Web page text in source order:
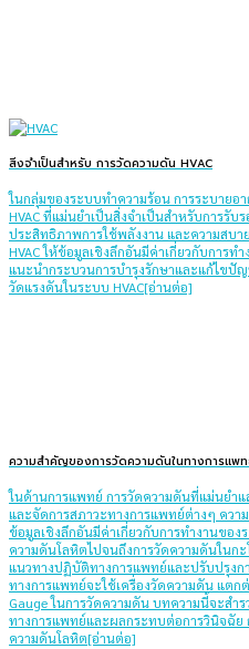
สิ่งจำเป็นสำหรับ การวัดความดัน HVAC
ในกลุ่มของระบบทำความร้อน การระบายอ
HVAC ที่แม่นยำเป็นสิ่งจำเป็นสำหรับการรั
ประสิทธิภาพการใช้พลังงาน และความสบ
HVAC ให้ข้อมูลเชิงลึกอันมีค่าเกี่ยวกับการ
แนะนำกระบวนการบำรุงรักษาและแก้ไขปั
วัดแรงดันในระบบ HVAC[อ่านต่อ]
ความสำคัญของการวัดความดันในทางการแพ
ในด้านการแพทย์ การวัดความดันที่แม่นยำ
และจัดการสภาวะทางการแพทย์ต่างๆ คว
ข้อมูลเชิงลึกอันมีค่าเกี่ยวกับการทำงานขอ
ความดันโลหิตไปจนถึงการวัดความดันใน
แนวทางปฏิบัติทางการแพทย์และปรับปรุง
ทางการแพทย์จะใช้เครื่องวัดความดัน แตก
Gauge ในการวัดความดัน บทความนี้จะสำ
ทางการแพทย์และผลกระทบต่อการวินิจฉัย
ความดันโลหิต[อ่านต่อ]